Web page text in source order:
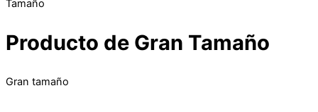
Tamaño
Producto de Gran Tamaño
Gran tamaño